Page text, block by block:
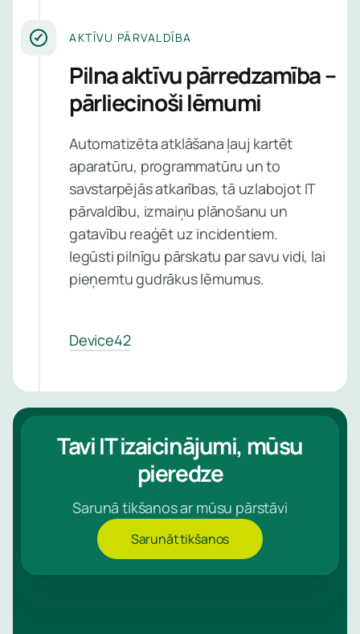
AKTĪVU PĀRVALDĪBA
Pilna aktīvu pārredzamība –
pārliecinoši lēmumi
Automatizēta atklāšana ļauj kartēt
aparatūru, programmatūru un to
savstarpējās atkarības, tā uzlabojot IT
pārvaldību, izmaiņu plānošanu un
gatavību reaģēt uz incidentiem.
Iegūsti pilnīgu pārskatu par savu vidi, lai
pieņemtu gudrākus lēmumus.
Device42
Tavi IT izaicinājumi, mūsu
pieredze
Sarunā tikšanos ar mūsu pārstāvi
Sarunāt tikšanos